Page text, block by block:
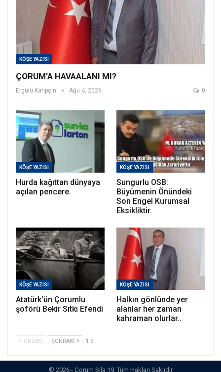
KÖŞE YAZISI
ÇORUM’A HAVAALANI MI?
Ergülü Karipçin Ağu 4, 2026 0
KÖŞE YAZISI
Hurda kağıttan dünyaya
açılan pencere.
KÖŞE YAZISI
Sungurlu OSB:
Büyümenin Önündeki
Son Engel Kurumsal
Eksikliktir.
KÖŞE YAZISI
Atatürk’ün Çorumlu
şoförü Bekir Sıtkı Efendi
KÖŞE YAZISI
Halkın gönlünde yer
alanlar her zaman
kahraman olurlar..
ÖNCEKI SONRAKI 1 6
© 2026 - Çorum Sıla 19. Tüm Hakları Saklıdır